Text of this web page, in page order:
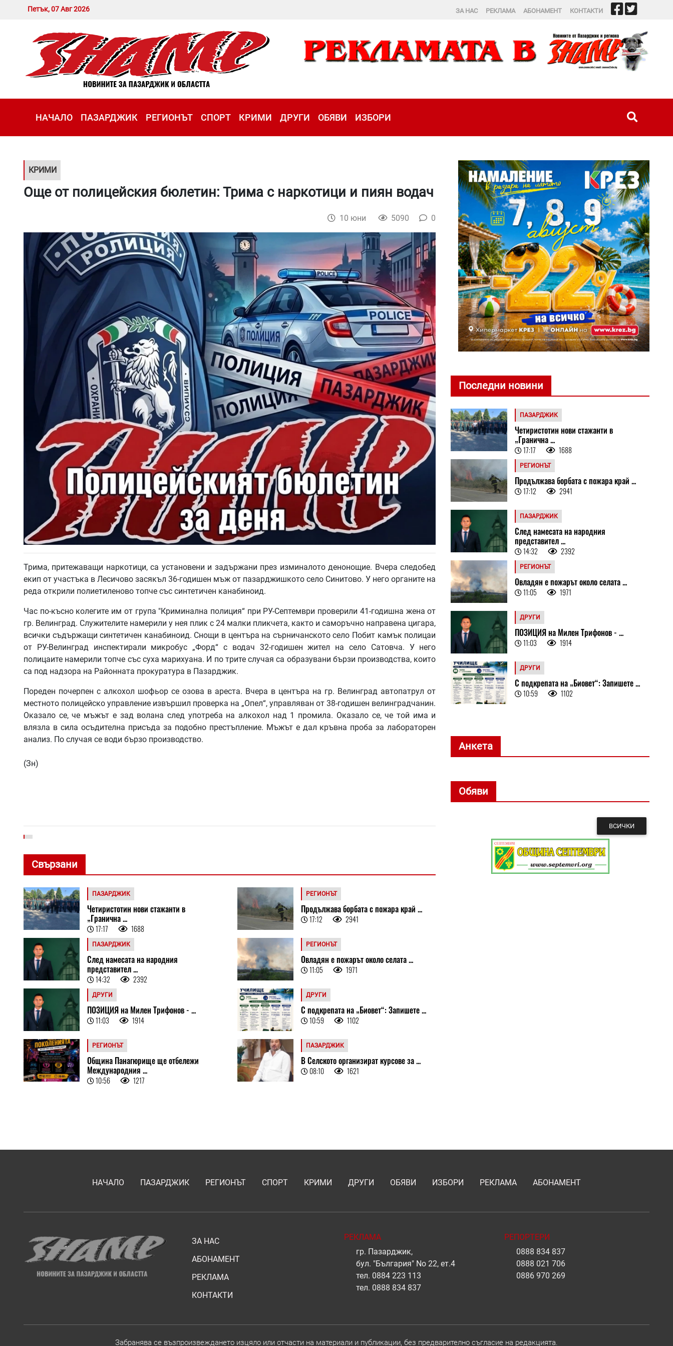
Петък, 07 Авг 2026 ЗА НАС РЕКЛАМА АБОНАМЕНТ КОНТАКТИ
НАЧАЛО ПАЗАРДЖИК РЕГИОНЪТ СПОРТ КРИМИ ДРУГИ ОБЯВИ ИЗБОРИ
КРИМИ
Още от полицейския бюлетин: Трима с наркотици и пиян водач
10 юни 5090 0
Трима, притежаващи наркотици, са установени и задържани през изминалото денонощие. Вчера следобед
екип от участъка в Лесичово засякъл 36-годишен мъж от пазарджишкото село Синитово. У него органите на
реда открили полиетиленово топче със синтетичен канабиноид.
Час по-късно колегите им от група "Криминална полиция“ при РУ-Септември проверили 41-годишна жена от
гр. Велинград. Служителите намерили у нея плик с 24 малки пликчета, както и саморъчно направена цигара,
всички съдържащи синтетичен канабиноид. Снощи в центъра на сърничанското село Побит камък полицаи
от РУ-Велинград инспектирали микробус „Форд“ с водач 32-годишен жител на село Сатовча. У него
полицаите намерили топче със суха марихуана. И по трите случая са образувани бързи производства, които
са под надзора на Районната прокуратура в Пазарджик.
Пореден почерпен с алкохол шофьор се озова в ареста. Вчера в центъра на гр. Велинград автопатрул от
местното полицейско управление извършил проверка на „Опел“, управляван от 38-годишен велинградчанин.
Оказало се, че мъжът е зад волана след употреба на алкохол над 1 промила. Оказало се, че той има и
влязла в сила осъдителна присъда за подобно престъпление. Мъжът е дал кръвна проба за лабораторен
анализ. По случая се води бързо производство.
(Зн)
Свързани
ПАЗАРДЖИК
Четиристотин нови стажанти в
„Гранична ...
17:17 1688
РЕГИОНЪТ
Продължава борбата с пожара край ...
17:12 2941
ПАЗАРДЖИК
След намесата на народния
представител ...
14:32 2392
РЕГИОНЪТ
Овладян е пожарът около селата ...
11:05 1971
ДРУГИ
ПОЗИЦИЯ на Милен Трифонов - ...
11:03 1914
ДРУГИ
С подкрепата на „Биовет“: Запишете ...
10:59 1102
РЕГИОНЪТ
Община Панагюрище ще отбележи
Международния ...
10:56 1217
ПАЗАРДЖИК
В Селското организират курсове за ...
08:10 1621
Последни новини
ПАЗАРДЖИК
Четиристотин нови стажанти в
„Гранична ...
17:17 1688
РЕГИОНЪТ
Продължава борбата с пожара край ...
17:12 2941
ПАЗАРДЖИК
След намесата на народния
представител ...
14:32 2392
РЕГИОНЪТ
Овладян е пожарът около селата ...
11:05 1971
ДРУГИ
ПОЗИЦИЯ на Милен Трифонов - ...
11:03 1914
ДРУГИ
С подкрепата на „Биовет“: Запишете ...
10:59 1102
Анкета
Обяви
ВСИЧКИ
НАЧАЛО ПАЗАРДЖИК РЕГИОНЪТ СПОРТ КРИМИ ДРУГИ ОБЯВИ ИЗБОРИ РЕКЛАМА АБОНАМЕНТ
ЗА НАС
АБОНАМЕНТ
РЕКЛАМА
КОНТАКТИ
РЕКЛАМА
гр. Пазарджик,
бул. "България" No 22, ет.4
тел. 0884 223 113
тел. 0888 834 837
РЕПОРТЕРИ
0888 834 837
0888 021 706
0886 970 269
Забранява се възпроизвеждането изцяло или отчасти на материали и публикации, без предварително съгласие на редакцията.